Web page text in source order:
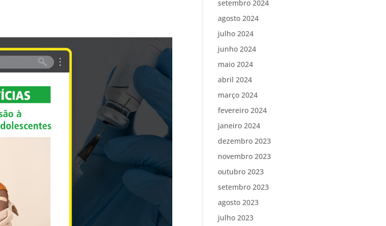
setembro 2024
agosto 2024
julho 2024
junho 2024
maio 2024
abril 2024
março 2024
fevereiro 2024
janeiro 2024
dezembro 2023
novembro 2023
outubro 2023
setembro 2023
agosto 2023
julho 2023